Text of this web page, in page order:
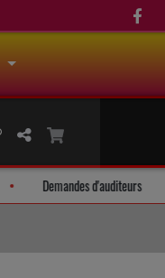
available